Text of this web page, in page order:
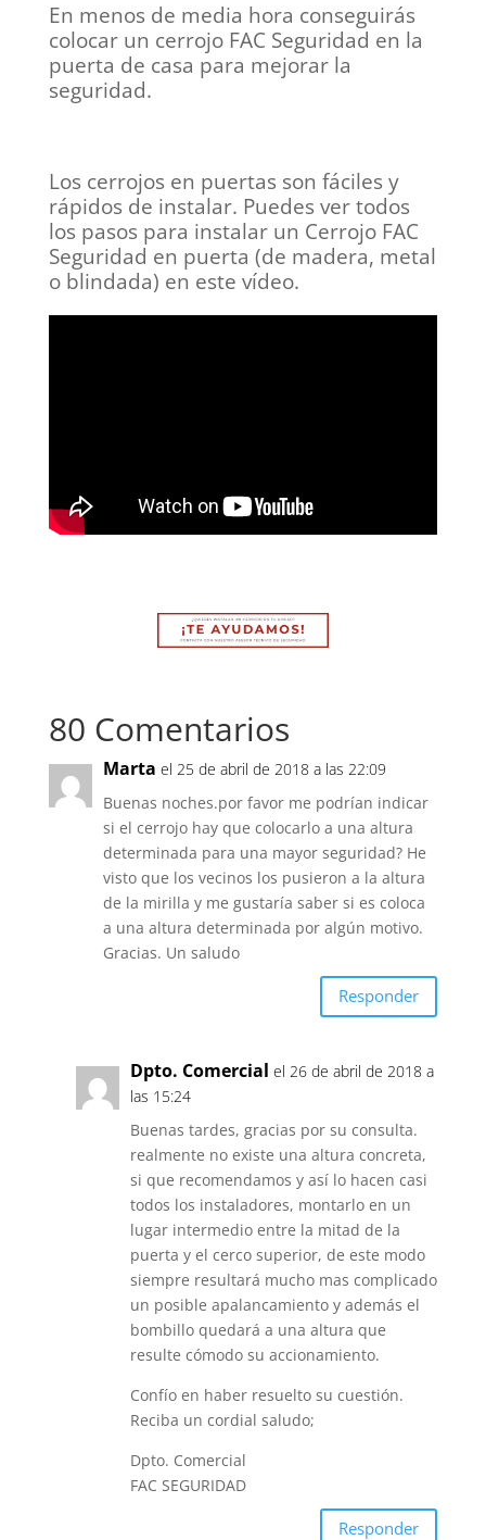
En menos de media hora conseguirás
colocar un cerrojo FAC Seguridad en la
puerta de casa para mejorar la
seguridad.
Los cerrojos en puertas son fáciles y
rápidos de instalar. Puedes ver todos
los pasos para instalar un Cerrojo FAC
Seguridad en puerta (de madera, metal
o blindada) en este vídeo.
80 Comentarios
Marta el 25 de abril de 2018 a las 22:09
Buenas noches.por favor me podrían indicar
si el cerrojo hay que colocarlo a una altura
determinada para una mayor seguridad? He
visto que los vecinos los pusieron a la altura
de la mirilla y me gustaría saber si es coloca
a una altura determinada por algún motivo.
Gracias. Un saludo
Responder
Dpto. Comercial el 26 de abril de 2018 a
las 15:24
Buenas tardes, gracias por su consulta.
realmente no existe una altura concreta,
si que recomendamos y así lo hacen casi
todos los instaladores, montarlo en un
lugar intermedio entre la mitad de la
puerta y el cerco superior, de este modo
siempre resultará mucho mas complicado
un posible apalancamiento y además el
bombillo quedará a una altura que
resulte cómodo su accionamiento.
Confío en haber resuelto su cuestión.
Reciba un cordial saludo;
Dpto. Comercial
FAC SEGURIDAD
Responder